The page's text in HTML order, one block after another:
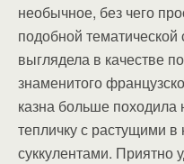
необычное, без чего
подобной
выглядела в качестве
знаменитого
казна больше
тепличку с растущими
суккулентами. Приятно